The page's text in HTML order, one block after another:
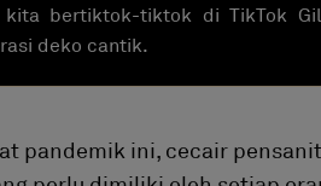
kita bertiktok-tiktok di TikTok
deko cantik.
pandemik ini, cecair